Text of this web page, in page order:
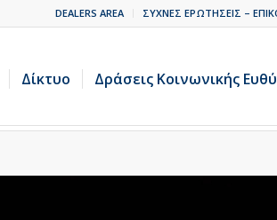
DEALERS AREA ΣΥΧΝΕΣ ΕΡΩΤΗΣΕΙΣ –
Δίκτυο Δράσεις Κοινωνικής